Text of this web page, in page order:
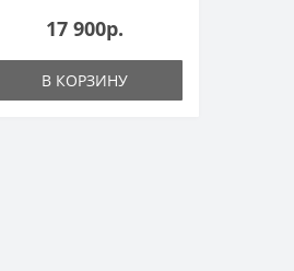
17 900р.
В КОРЗИНУ